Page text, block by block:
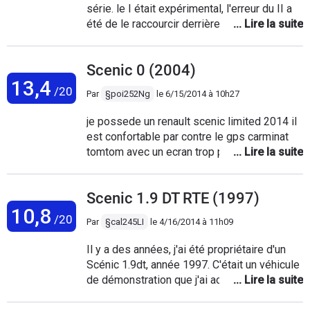
seul hic c'est qu'il est bruyant et la tenue de
route n'est pas terrible un peu de roulis
série. le I était expérimental, l'erreur du II a
été de le raccourcir derrière et l'erreur du III
totale de Renault, et notamment la beauté et
Dommage que ses pièces de rechanges
sont aujourd'hui de plus en plus rares alors
qu'il est capables d'aller facilement à 300
000 KM.
13,4 /20
Scenic 0 (2004)
Par §poi252Ng le 6/15/2014 à 10h27
je possede un renault scenic limited 2014 il
est confortable par contre le gps carminat
tomtom avec un ecran trop petit et non
de portes avant on ete changés en
est immobilisé en concession a ce prix la
...........
10,8 /20
Scenic 1.9 DT RTE (1997)
Par §cal245LI le 4/16/2014 à 11h09
Il y a des années, j'ai été propriétaire d'un
Scénic 1.9dt, année 1997. C'était un véhicule
de démonstration que j'ai acheté lorsqu'il